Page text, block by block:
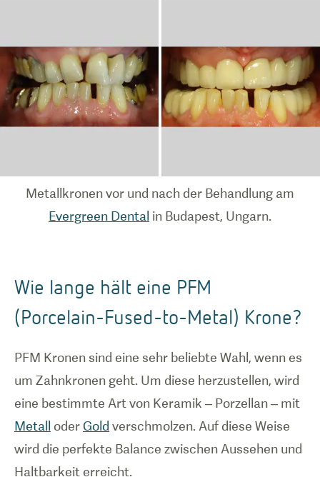
Metallkronen vor und nach der Behandlung am
Evergreen Dental in Budapest, Ungarn.
Wie lange hält eine PFM
(Porcelain-Fused-to-Metal) Krone?
PFM Kronen sind eine sehr beliebte Wahl, wenn es
um Zahnkronen geht. Um diese herzustellen, wird
eine bestimmte Art von Keramik – Porzellan – mit
Metall
oder Gold verschmolzen. Auf diese Weise
wird die perfekte Balance zwischen Aussehen und
Haltbarkeit erreicht.